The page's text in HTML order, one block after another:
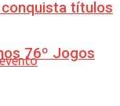
títulos
76º Jogos